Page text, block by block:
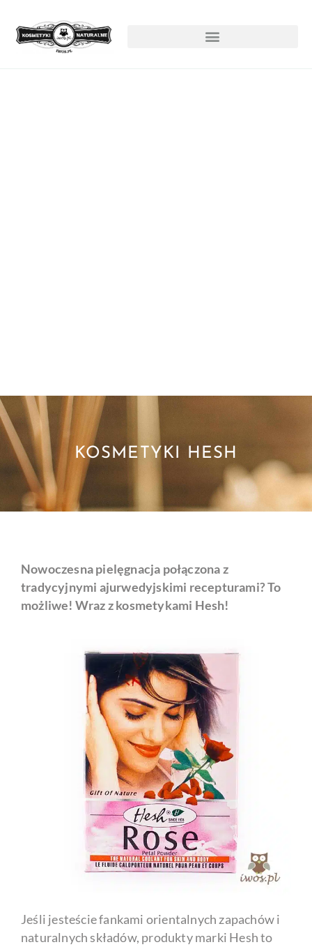
KOSMETYKI HESH
Nowoczesna pielęgnacja połączona z
tradycyjnymi ajurwedyjskimi recepturami? To
możliwe! Wraz z kosmetykami Hesh!
Jeśli jesteście fankami orientalnych zapachów i
naturalnych składów, produkty marki Hesh to